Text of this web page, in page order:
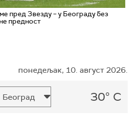
пред Звезду – у Београду без
предност
понедељак, 10. август 2026.
30° C